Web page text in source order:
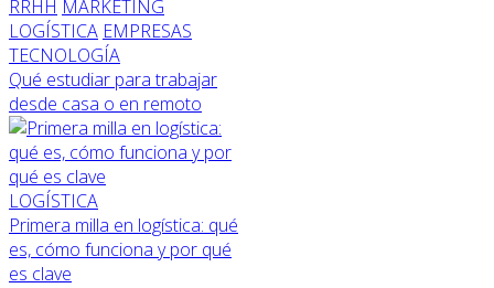
RRHH MARKETING
LOGÍSTICA EMPRESAS
TECNOLOGÍA
Qué estudiar para trabajar
desde casa o en remoto
LOGÍSTICA
Primera milla en logística: qué
es, cómo funciona y por qué
es clave